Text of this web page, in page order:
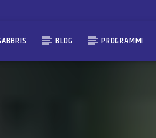
BLOG PROGRAMMI